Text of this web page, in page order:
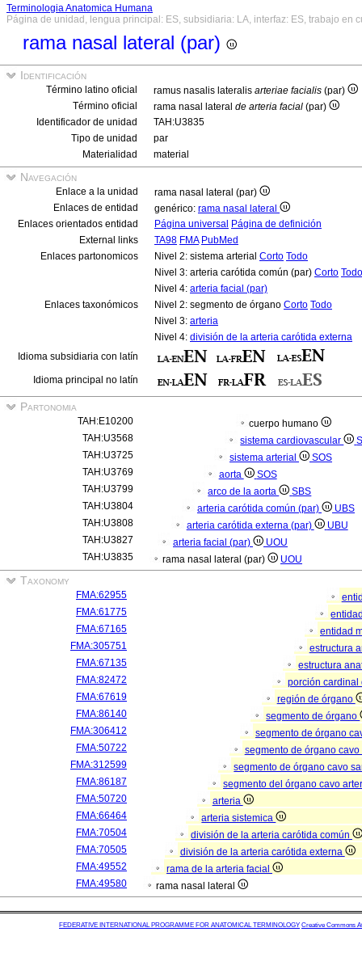
Terminologia Anatomica Humana
Página de unidad, lengua principal: ES, subsidiaria: LA, interfaz: ES, trabajo en
rama nasal lateral (par)
Identificación
Término latino oficial ramus nasalis lateralis arteriae facialis (par)
Término oficial
rama nasal lateral de arteria facial (par)
Identificador de unidad
TAH:U3835
Tipo de unidad
par
Materialidad
material
Navegación
Enlace a la unidad
rama nasal lateral (par)
Enlaces de entidad
genérico: rama nasal lateral
Enlaces orientados entidad
Página universal Página de definición
External links
TA98 FMA PubMed
Enlaces partonomicos
Nivel 2: sistema arterial Corto Todo
Nivel 3: arteria carótida común (par) Corto Todo
Nivel 4: arteria facial (par)
Enlaces taxonómicos
Nivel 2: segmento de órgano Corto Todo
Nivel 3: arteria
Nivel 4: división de la arteria carótida externa
Idioma subsidiaria con latín
Idioma principal no latín
Partonomia
TAH:E10200
cuerpo humano
TAH:U3568
sistema cardiovascular
TAH:U3725
sistema arterial
SOS
TAH:U3769
aorta
SOS
TAH:U3799
arco de la aorta
SBS
TAH:U3804
arteria carótida común (par)
UBS
TAH:U3808
arteria carótida externa (par)
UBU
TAH:U3827
arteria facial (par)
UOU
TAH:U3835
rama nasal lateral (par) UOU
Taxonomy
FMA:62955
FMA:61775
FMA:67165
entidad
FMA:305751
estructura
FMA:67135
estructura
FMA:82472
porción
FMA:67619
región de órgano
FMA:86140
segmento de órgano
FMA:306412
segmento de órgano
FMA:50722
segmento de órgano
FMA:312599
segmento de órgano cavo
FMA:86187
segmento del órgano cavo
FMA:50720
arteria
FMA:66464
arteria sistemica
FMA:70504
división de la arteria carótida común
FMA:70505
división de la arteria carótida externa
FMA:49552
rama de la arteria facial
FMA:49580
rama nasal lateral
FEDERATIVE INTERNATIONAL PROGRAMME FOR ANATOMICAL TERMINOLOGY Creative Commons